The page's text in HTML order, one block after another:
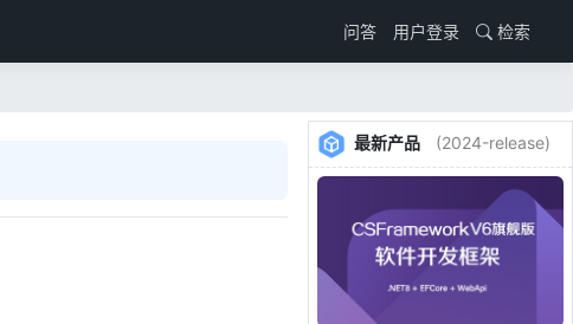
问答 用户登录 检索
最新产品 (2024-release)